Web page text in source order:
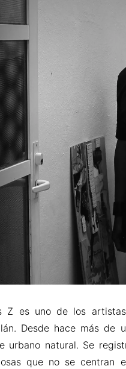
Z es uno de los
Desde hace más de
urbano natural. Se
que no se centran